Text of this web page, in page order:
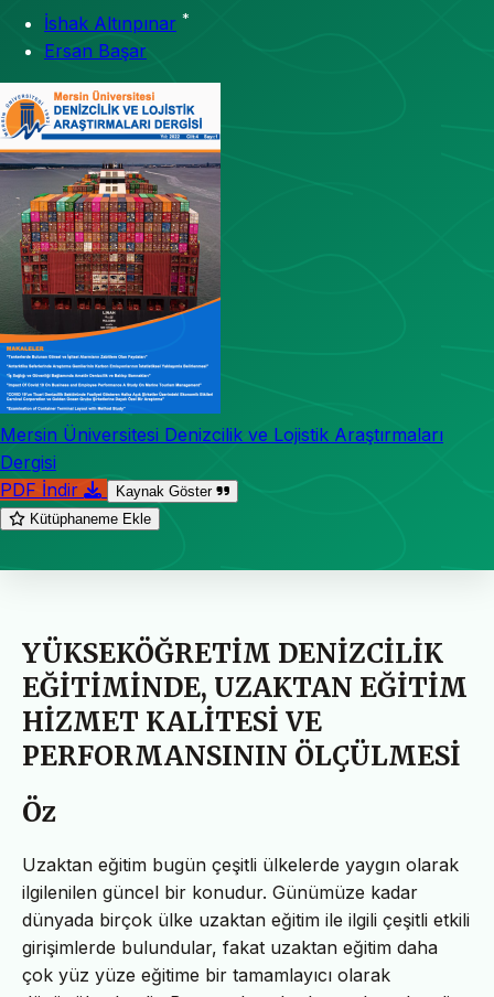
İshak Altınpınar *
Ersan Başar
Mersin Üniversitesi Denizcilik ve Lojistik Araştırmaları
Dergisi
PDF İndir
Kaynak Göster
Kütüphaneme Ekle
YÜKSEKÖĞRETİM DENİZCİLİK
EĞİTİMİNDE, UZAKTAN EĞİTİM
HİZMET KALİTESİ VE
PERFORMANSININ ÖLÇÜLMESİ
Öz
Uzaktan eğitim bugün çeşitli ülkelerde yaygın olarak
ilgilenilen güncel bir konudur. Günümüze kadar
dünyada birçok ülke uzaktan eğitim ile ilgili çeşitli etkili
girişimlerde bulundular, fakat uzaktan eğitim daha
çok yüz yüze eğitime bir tamamlayıcı olarak